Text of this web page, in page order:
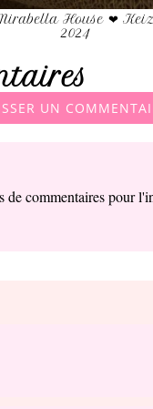
House ❤
2024
UN
de commentaires pour